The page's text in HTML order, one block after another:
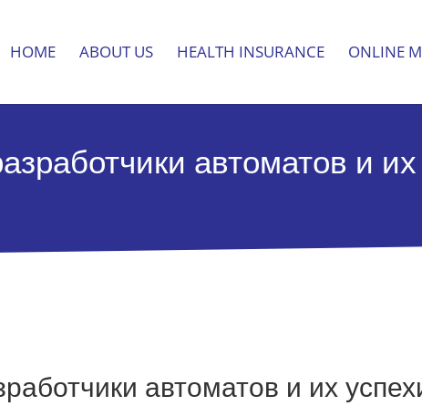
HOME ABOUT US HEALTH INSURANCE ONLINE
автоматов и
автоматов и их